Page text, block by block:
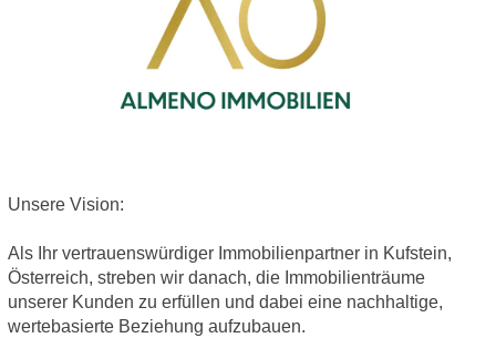
Unsere Vision:
Als Ihr vertrauenswürdiger Immobilienpartner in Kufstein,
Österreich, streben wir danach, die Immobilienträume
unserer Kunden zu erfüllen und dabei eine nachhaltige,
wertebasierte Beziehung aufzubauen.